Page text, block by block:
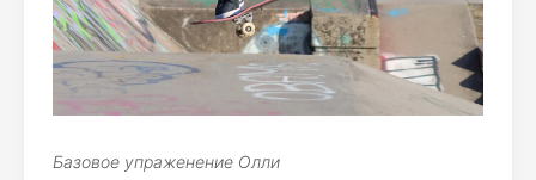
Базовое упраженение Олли